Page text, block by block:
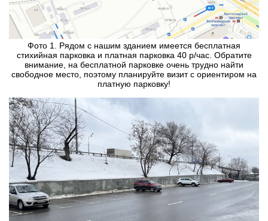
Фото 1. Рядом с нашим зданием имеется бесплатная
стихийная парковка и платная парковка 40 р/час. Обратите
внимание, на бесплатной парковке очень трудно найти
свободное место, поэтому планируйте визит с ориентиром на
платную парковку!